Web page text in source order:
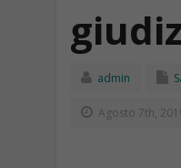
admin
Agosto 7th,